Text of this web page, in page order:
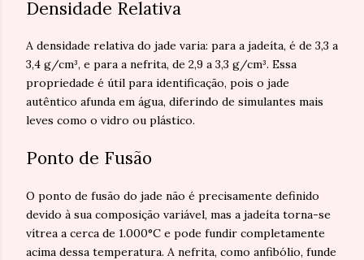
Densidade Relativa
A densidade relativa do jade varia: para a jadeíta, é de 3,3 a
3,4 g/cm³, e para a nefrita, de 2,9 a 3,3 g/cm³. Essa
propriedade é útil para identificação, pois o jade
autêntico afunda em água, diferindo de simulantes mais
leves como o vidro ou plástico.
Ponto de Fusão
O ponto de fusão do jade não é precisamente definido
devido à sua composição variável, mas a jadeíta torna-se
vítrea a cerca de 1.000°C e pode fundir completamente
acima dessa temperatura. A nefrita, como anfibólio, funde